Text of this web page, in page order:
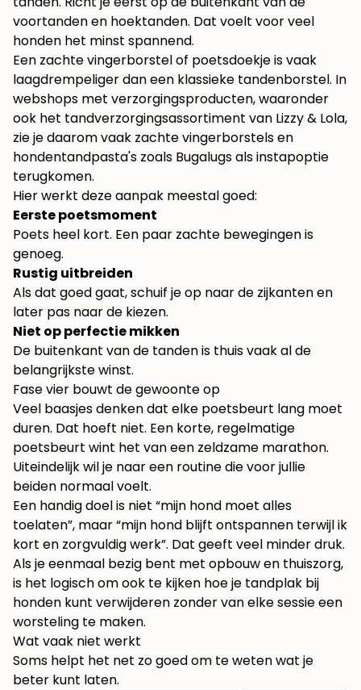
voortanden en hoektanden. Dat voelt voor veel
honden het minst spannend.
Een zachte vingerborstel of poetsdoekje is vaak
laagdrempeliger dan een klassieke tandenborstel. In
webshops met verzorgingsproducten, waaronder
ook het tandverzorgingsassortiment van Lizzy & Lola,
zie je daarom vaak zachte vingerborstels en
hondentandpasta's zoals Bugalugs als instapoptie
terugkomen.
Hier werkt deze aanpak meestal goed:
Eerste poetsmoment
Poets heel kort. Een paar zachte bewegingen is
genoeg.
Rustig uitbreiden
Als dat goed gaat, schuif je op naar de zijkanten en
later pas naar de kiezen.
Niet op perfectie mikken
De buitenkant van de tanden is thuis vaak al de
belangrijkste winst.
Fase vier bouwt de gewoonte op
Veel baasjes denken dat elke poetsbeurt lang moet
duren. Dat hoeft niet. Een korte, regelmatige
poetsbeurt wint het van een zeldzame marathon.
Uiteindelijk wil je naar een routine die voor jullie
beiden normaal voelt.
Een handig doel is niet “mijn hond moet alles
toelaten”, maar “mijn hond blijft ontspannen terwijl ik
kort en zorgvuldig werk”. Dat geeft veel minder druk.
Als je eenmaal bezig bent met opbouw en thuiszorg,
is het logisch om ook te kijken hoe je tandplak bij
honden kunt verwijderen zonder van elke sessie een
worsteling te maken.
Wat vaak niet werkt
Soms helpt het net zo goed om te weten wat je
beter kunt laten.